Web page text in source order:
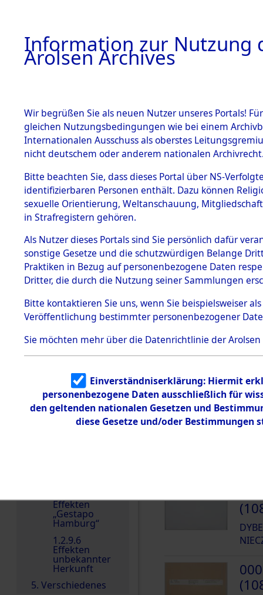
BESTÄNDE
1.
Inhaftierungsdoku
mente
1.2.9 Beim ITS
verwahrte
1.2.9.1
Effekten aus
dem KZ
Dachau
Effekten aus
dem KZ
Dachau,
Landesentsch
ädigungsamt
Effekten aus
dem KZ
Neuengamm
e
Dokument
Effekten
„Gestapo
Hamburg“
1.2.9.6
Effekten
unbekannter
Herkunft
5. Verschiedenes
3Akten
DYBEZYNSKI,
geb. 15. Januar 1898
Land
Polen
Weitere Angaben
Die Personalien des
Nachforschungen
Häftlingsnummer
47838
Information zur Nutzung
Arolsen Archives
Wir begrüßen Sie als neuen Nutzer unseres Portals!
gleichen Nutzungsbedingungen wie bei einem
Internationalen Ausschuss als oberstes
nicht deutschem oder anderem nationalen
Bitte beachten Sie, dass dieses Portal über NS-
identifizierbaren Personen enthält. Dazu können
sexuelle Orientierung, Weltanschauung,
in Strafregistern gehören.
Als Nutzer dieses Portals sind Sie persönlich dafür
sonstige Gesetze und die schutzwürdigen Belange
Praktiken in Bezug auf personenbezogene Daten
Dritter, die durch die Nutzung seiner Sammlungen
Bitte kontaktieren Sie uns, wenn Sie beispielsweiser
Veröffentlichung bestimmter personenbezogener
Sie möchten mehr über die Datenrichtlinie der Arolsen
Einverständniserklärung: Hiermit
personenbezogene Daten ausschließlich für
den geltenden nationalen Gesetzen und
diese Gesetze und/oder Bestimmungen